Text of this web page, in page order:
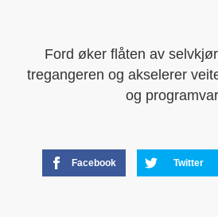
Ford øker flåten av
tregangeren og akselerer
og
Facebook Twitter